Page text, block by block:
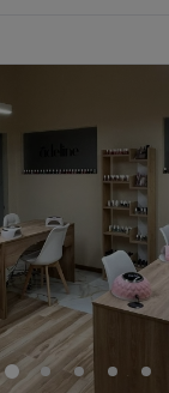
ένας χώρος